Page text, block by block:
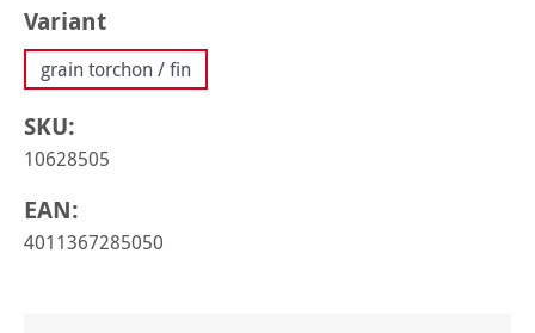
Sélectionnez
Variant
grain torchon / fin
SKU:
10628505
EAN:
4011367285050